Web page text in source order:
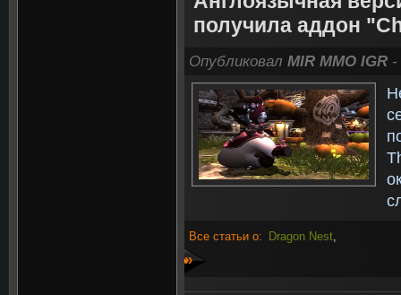
получила аддон
Опубликовал MIR MMO IGR -
Все статьи о: Dragon Nest
»